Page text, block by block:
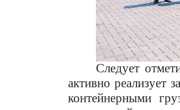
Следует
активно реализует
контейнерными